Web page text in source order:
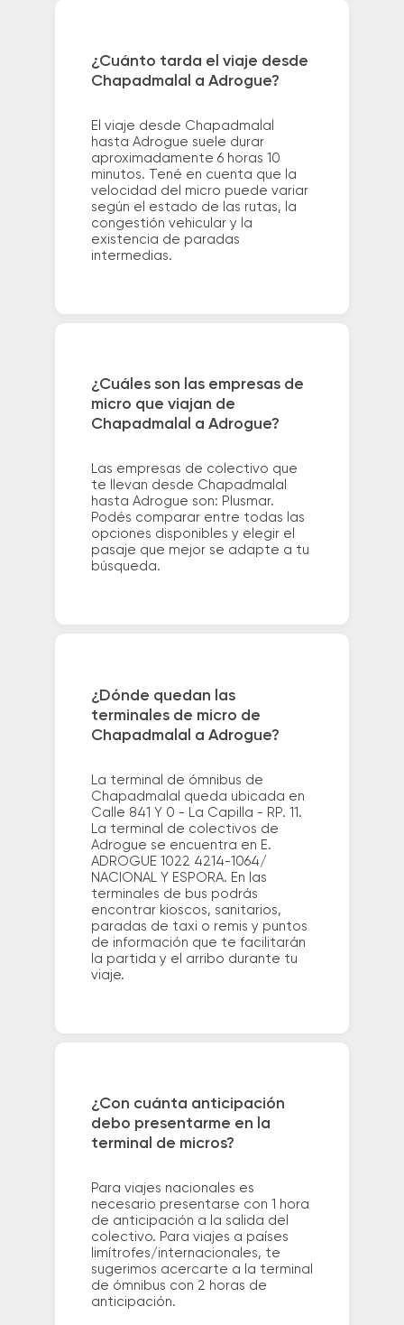
¿Cuánto tarda el viaje desde
Chapadmalal a Adrogue?
El viaje desde Chapadmalal
hasta Adrogue suele durar
aproximadamente 6 horas 10
minutos. Tené en cuenta que la
velocidad del micro puede variar
según el estado de las rutas, la
congestión vehicular y la
existencia de paradas
intermedias.
¿Cuáles son las empresas de
micro que viajan de
Chapadmalal a Adrogue?
Las empresas de colectivo que
te llevan desde Chapadmalal
hasta Adrogue son: Plusmar.
Podés comparar entre todas las
opciones disponibles y elegir el
pasaje que mejor se adapte a tu
búsqueda.
¿Dónde quedan las
terminales de micro de
Chapadmalal a Adrogue?
La terminal de ómnibus de
Chapadmalal queda ubicada en
Calle 841 Y 0 - La Capilla - RP. 11.
La terminal de colectivos de
Adrogue se encuentra en E.
ADROGUE 1022 4214-1064/
NACIONAL Y ESPORA. En las
terminales de bus podrás
encontrar kioscos, sanitarios,
paradas de taxi o remis y puntos
de información que te facilitarán
la partida y el arribo durante tu
viaje.
¿Con cuánta anticipación
debo presentarme en la
terminal de micros?
Para viajes nacionales es
necesario presentarse con 1 hora
de anticipación a la salida del
colectivo. Para viajes a países
limítrofes/internacionales, te
sugerimos acercarte a la terminal
de ómnibus con 2 horas de
anticipación.